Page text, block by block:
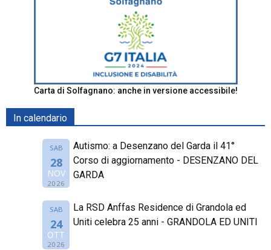
Carta di Solfagnano: anche in versione accessibile!
In calendario
SAB
28
NOV
2026
Autismo: a Desenzano del Garda il 41°
Corso di aggiornamento - DESENZANO DEL
GARDA
SAB
24
OTT
2026
La RSD Anffas Residence di Grandola ed
Uniti celebra 25 anni - GRANDOLA ED UNITI